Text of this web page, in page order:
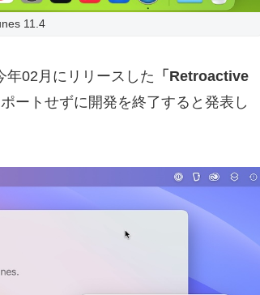
11.4
年02月にリリースした 「Retroactive
ートせずに開発を終了すると発表し